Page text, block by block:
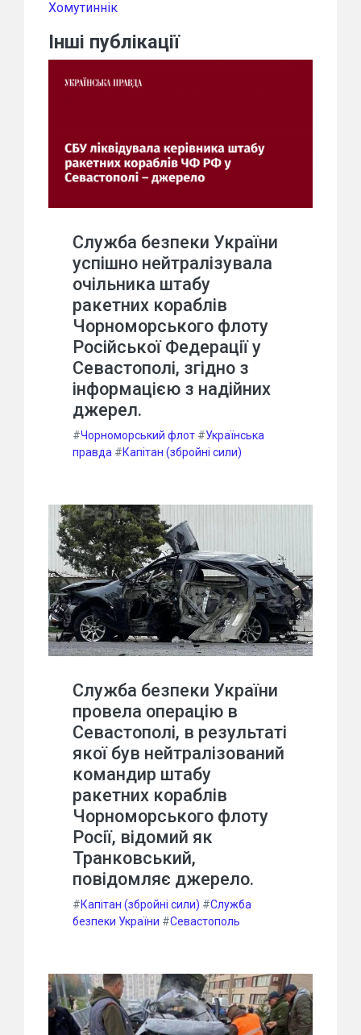
Хомутиннік
Інші публікації
Служба безпеки України
успішно нейтралізувала
очільника штабу
ракетних кораблів
Чорноморського флоту
Російської Федерації у
Севастополі, згідно з
інформацією з надійних
джерел.
#Чорноморський флот #Українська
правда #Капітан (збройні сили)
Служба безпеки України
провела операцію в
Севастополі, в результаті
якої був нейтралізований
командир штабу
ракетних кораблів
Чорноморського флоту
Росії, відомий як
Транковський,
повідомляє джерело.
#Капітан (збройні сили) #Служба
безпеки України #Севастополь